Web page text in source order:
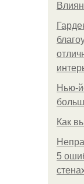
Нью-
Как
5